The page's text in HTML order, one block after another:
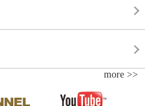
more >>